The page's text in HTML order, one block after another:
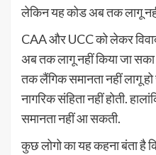
लेकिन यह कोड अब तक लागू
CAA और UCC को लेकर
अब तक लागू नहीं किया जा
तक लैंगिक समानता नहीं लागू
नागरिक संहिता नहीं होती.
समानता नहीं आ सकती.
कुछ लोगो का यह कहना बंता है